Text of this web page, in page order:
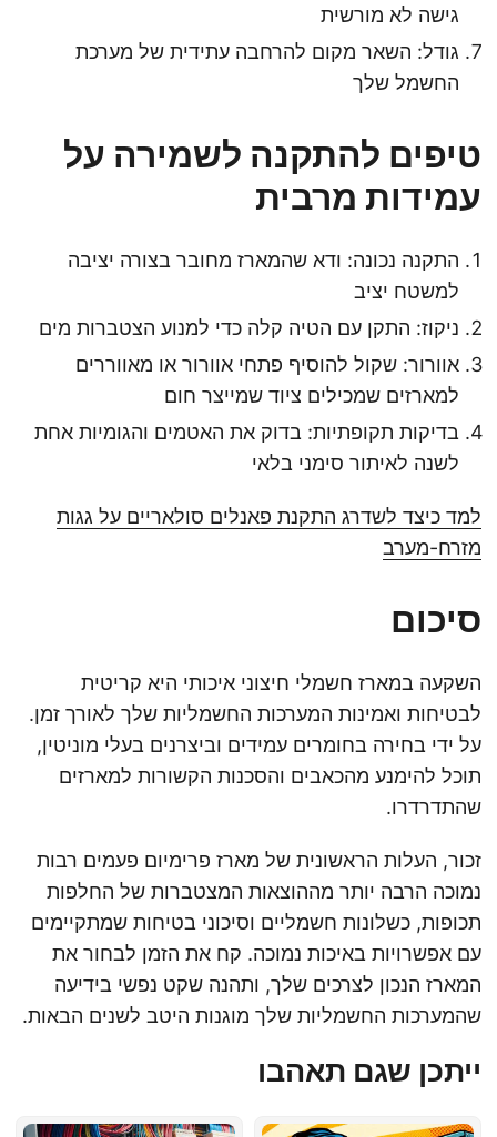
גישה לא מורשית
גודל: השאר מקום להרחבה עתידית של מערכת
החשמל שלך
טיפים להתקנה לשמירה על
עמידות מרבית
התקנה נכונה: ודא שהמארז מחובר בצורה יציבה
למשטח יציב
ניקוז: התקן עם הטיה קלה כדי למנוע הצטברות מים
אוורור: שקול להוסיף פתחי אוורור או מאווררים
למארזים שמכילים ציוד שמייצר חום
בדיקות תקופתיות: בדוק את האטמים והגומיות אחת
לשנה לאיתור סימני בלאי
למד כיצד לשדרג התקנת פאנלים סולאריים על גגות
מזרח-מערב
סיכום
השקעה במארז חשמלי חיצוני איכותי היא קריטית
לבטיחות ואמינות המערכות החשמליות שלך לאורך זמן.
על ידי בחירה בחומרים עמידים וביצרנים בעלי מוניטין,
תוכל להימנע מהכאבים והסכנות הקשורות למארזים
שהתדרדרו.
זכור, העלות הראשונית של מארז פרימיום פעמים רבות
נמוכה הרבה יותר מההוצאות המצטברות של החלפות
תכופות, כשלונות חשמליים וסיכוני בטיחות שמתקיימים
עם אפשרויות באיכות נמוכה. קח את הזמן לבחור את
המארז הנכון לצרכים שלך, ותהנה שקט נפשי בידיעה
שהמערכות החשמליות שלך מוגנות היטב לשנים הבאות.
ייתכן שגם תאהבו